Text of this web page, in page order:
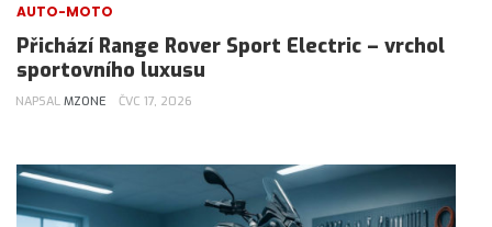
AUTO-MOTO
Přichází Range Rover Sport Electric – vrchol
sportovního luxusu
NAPSAL MZONE ČVC 17, 2026